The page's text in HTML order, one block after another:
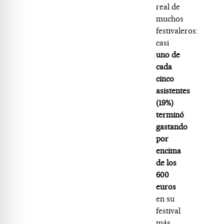
real de
muchos
festivaleros:
casi
uno de
cada
cinco
asistentes
(19%)
terminó
gastando
por
encima
de los
600
euros
en su
festival